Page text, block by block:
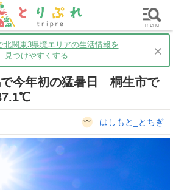
グルメ 買い物 子育て
北関東3県境エリアの生活情報を
見つけやすくする
×
今年初の猛暑日 桐生市で
はしもと_とちぎ
menu